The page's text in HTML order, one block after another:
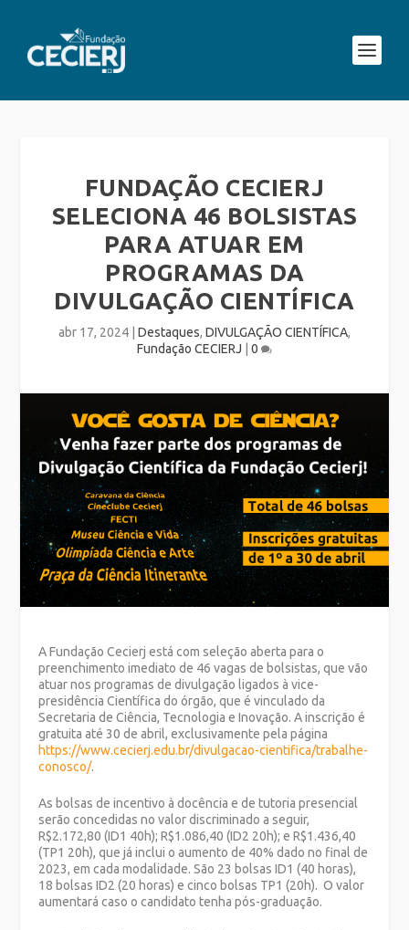
FUNDAÇÃO CECIERJ
SELECIONA 46 BOLSISTAS
PARA ATUAR EM
PROGRAMAS DA
DIVULGAÇÃO CIENTÍFICA
abr 17, 2024 Destaques, DIVULGAÇÃO CIENTÍFICA,
Fundação CECIERJ
0
A Fundação Cecierj está com seleção aberta para o
preenchimento imediato de 46 vagas de bolsistas, que vão
atuar nos programas de divulgação ligados à vice-
presidência Científica do órgão, que é vinculado da
Secretaria de Ciência, Tecnologia e Inovação. A inscrição é
gratuita até 30 de abril, exclusivamente pela página
https://www.cecierj.edu.br/divulgacao-cientifica/trabalhe-
conosco/.
As bolsas de incentivo à docência e de tutoria presencial
serão concedidas no valor discriminado a seguir,
R$2.172,80 (ID1 40h); R$1.086,40 (ID2 20h); e R$1.436,40
(TP1 20h), que já inclui o aumento de 40% dado no final de
2023, em cada modalidade. São 23 bolsas ID1 (40 horas),
18 bolsas ID2 (20 horas) e cinco bolsas TP1 (20h). O valor
aumentará caso o candidato tenha pós-graduação.